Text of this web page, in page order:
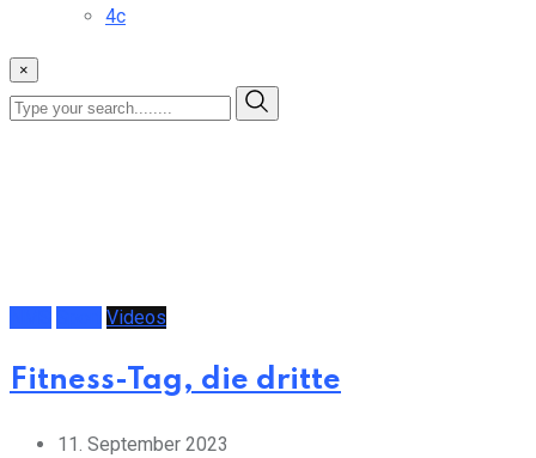
4c
×
Videos
Fitness-Tag, die dritte
11. September 2023